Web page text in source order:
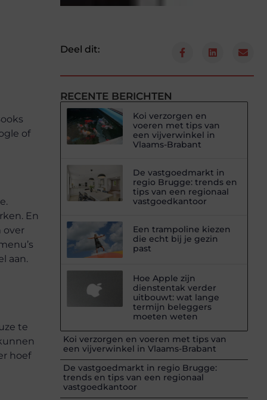
of
En
over
aan.
te
hoef
Deel dit:
RECENTE BERICHTEN
Koi verzorgen en
voeren met tips van
een vijverwinkel in
Vlaams-Brabant
De vastgoedmarkt in
regio Brugge: trends en
tips van een regionaal
vastgoedkantoor
Een trampoline kiezen
die echt bij je gezin
past
Hoe Apple zijn
dienstentak verder
uitbouwt: wat lange
termijn beleggers
moeten weten
Koi verzorgen en voeren met tips van
een vijverwinkel in Vlaams-Brabant
De vastgoedmarkt in regio Brugge:
trends en tips van een regionaal
vastgoedkantoor